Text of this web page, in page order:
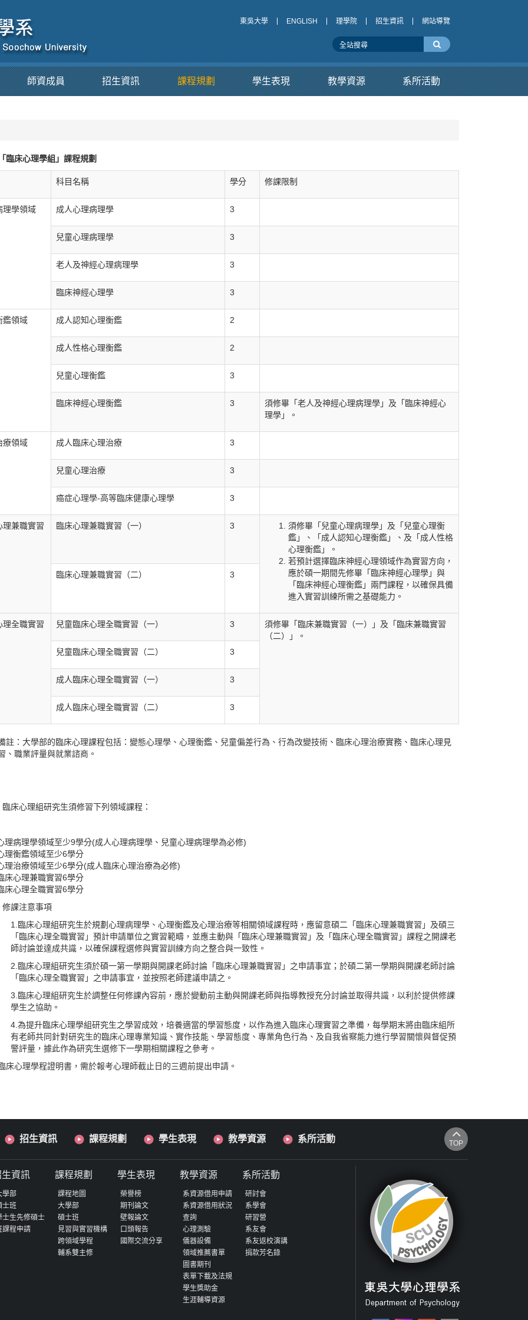
東吳大學 ENGLISH 理學院 招生資訊 網站導覽
師資成員 招生資訊 課程規劃 學生表現 教學資源 系所活動
臨床心理學組」課程規劃
科目名稱 學分 修課限制
理學領域 成人心理病理學 3
兒童心理病理學 3
老人及神經心理病理學 3
臨床神經心理學 3
鑑領域 成人認知心理衡鑑 2
成人性格心理衡鑑 2
兒童心理衡鑑 3
臨床神經心理衡鑑 3
須修畢「老人及神經心理病理學」及「臨床神經心
理學」。
療領域 成人臨床心理治療 3
兒童心理治療 3
癌症心理學-高等臨床健康心理學 3
理兼職實習 臨床心理兼職實習（一） 3
須修畢「兒童心理病理學」及「兒童心理衡
鑑」、「成人認知心理衡鑑」、及「成人性格
心理衡鑑」。
若預計選擇臨床神經心理領域作為實習方向，
應於碩一期間先修畢「臨床神經心理學」與
「臨床神經心理衡鑑」兩門課程，以確保具備
進入實習訓練所需之基礎能力。
臨床心理兼職實習（二） 3
理全職實習 兒童臨床心理全職實習（一） 3
須修畢「臨床兼職實習（一）」及「臨床兼職實習
（二）」。
兒童臨床心理全職實習（二）
3
成人臨床心理全職實習（一） 3
成人臨床心理全職實習（二） 3
註：大學部的臨床心理課程包括：變態心理學、心理衡鑑、兒童偏差行為、行為改變技術、臨床心理治療實務、臨床心理見
、職業評量與就業諮商。
臨床心理組研究生須修習下列領域課程：
理病理學領域至少9學分(成人心理病理學、兒童心理病理學為必修)
理衡鑑領域至少6學分
理治療領域至少6學分(成人臨床心理治療為必修)
床心理兼職實習6學分
床心理全職實習6學分
修課注意事項
1.臨床心理組研究生於規劃心理病理學、心理衡鑑及心理治療等相關領域課程時，應留意碩二「臨床心理兼職實習」及碩三
「臨床心理全職實習」預計申請單位之實習範疇，並應主動與「臨床心理兼職實習」及「臨床心理全職實習」課程之開課老
師討論並達成共識，以確保課程選修與實習訓練方向之整合與一致性。
2.臨床心理組研究生須於碩一第一學期與開課老師討論「臨床心理兼職實習」之申請事宜；於碩二第一學期與開課老師討論
「臨床心理全職實習」之申請事宜，並按照老師建議申請之。
3.臨床心理組研究生於調整任何修課內容前，應於變動前主動與開課老師與指導教授充分討論並取得共識，以利於提供修課
學生之協助。
4.為提升臨床心理學組研究生之學習成效，培養適當的學習態度，以作為進入臨床心理實習之準備，每學期末將由臨床組所
有老師共同針對研究生的臨床心理專業知識、實作技能、學習態度、專業角色行為、及自我省察能力進行學習關懷與督促預
警評量，據此作為研究生選修下一學期相關課程之參考。
床心理學程證明書，需於報考心理師截止日的三週前提出申請。
招生資訊 課程規劃 學生表現 教學資源 系所活動 TOP
生資訊
學部
士班
士生先修碩士
課程申請
課程規劃
課程地圖
大學部
碩士班
見習與實習機構
跨領域學程
輔系雙主修
學生表現
榮譽榜
期刊論文
壁報論文
口頭報告
國際交流分享
教學資源
系資源借用申請
系資源借用狀況
查詢
心理測驗
儀器設備
領域推薦書單
圖書期刊
表單下載及法規
學生獎助金
生涯輔導資源
系所活動
研討會
系學會
研習營
系友會
系友返校演講
捐款芳名錄